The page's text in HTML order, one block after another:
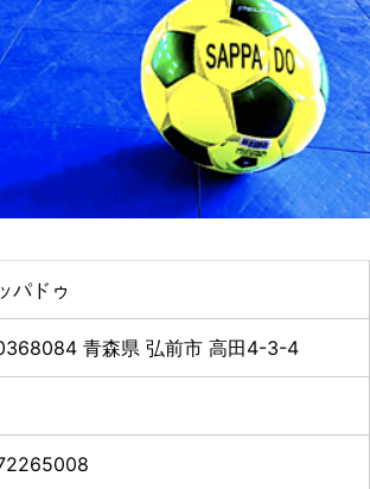
パドゥ
青森県 弘前市 高田4-3-4